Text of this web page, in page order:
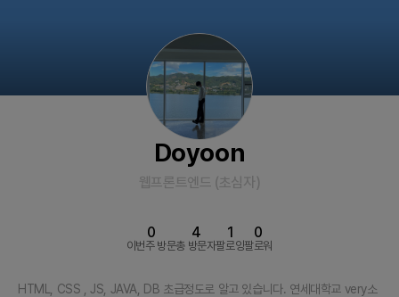
Doyoon
웹프론트엔드 (초심자 )
이번주 방문
0
총 방문자
4
팔로잉
1
팔로워
0
HTML, CSS , JS, JAVA, DB 초급정도로 알고 있습니다. 연세대학교 very소